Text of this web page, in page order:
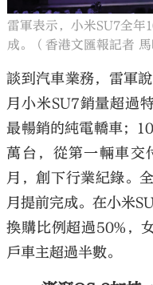
雷軍表示，小米SU7全年
成。（香港文匯報記者 馬
談到汽車業務，雷軍
月小米SU7銷量超過
最暢銷的純電轎車；
萬台，從第一輛車交
月，創下行業紀錄。
月提前完成。在小米
換購比例超過50%，
戶車主超過半數。